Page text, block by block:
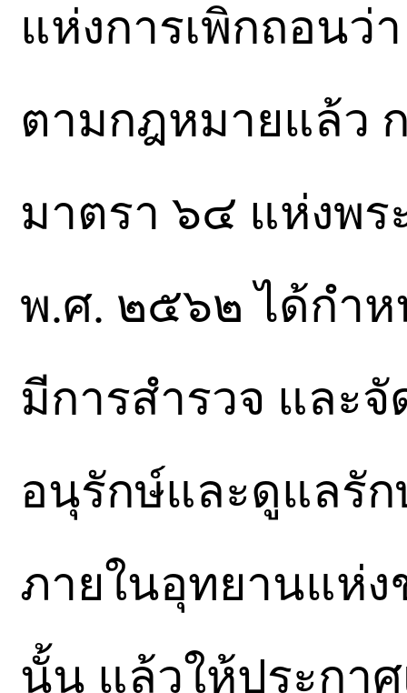
แห่งการเพิกถอนว่
ตามกฎหมายแล้ว
มาตรา ๖๔ แห่งพ
พ.ศ. ๒๕๖๒ ได้กำ
มีการสำรวจ และจั
อนุรักษ์และดูแลรั
ภายในอุทยานแห่
นั้น แล้วให้ประกา